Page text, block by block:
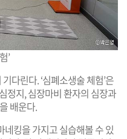
’
다린다. ‘심폐소생술 체험’은
정지, 심장마비 환자의 심장과
배운다.
네킹을 가지고 실습해볼 수 있